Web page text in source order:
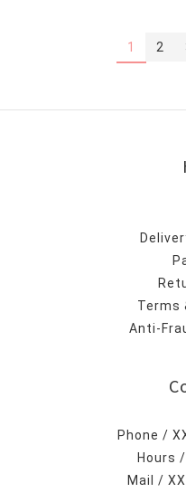
1 2
Terms
Anti-
Phone /
Hours
Mail /